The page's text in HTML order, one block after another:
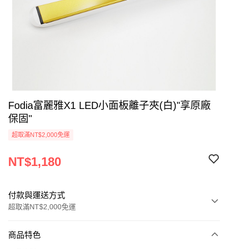
Fodia富麗雅X1 LED小面板離子夾(白)"享原廠
保固"
超取滿NT$2,000免運
NT$1,180
付款與運送方式
超取滿NT$2,000免運
信用卡一次付款
商品特色